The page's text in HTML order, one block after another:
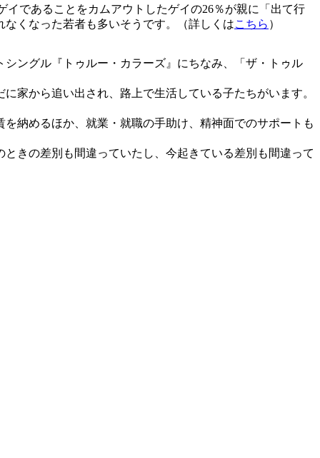
であることをカムアウトしたゲイの26％が親に「出て行
くなった若者も多いそうです。（詳しくはこちら ）
ングル『トゥルー・カラーズ』にちなみ、「ザ・トゥル
家から追い出され、路上で生活している子たちがいます。
納めるほか、就業・就職の手助け、精神面でのサポートも
きの差別も間違っていたし、今起きている差別も間違って